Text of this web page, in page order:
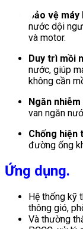
Bảo vệ máy
nước dội
và motor.
Duy trì mồi
nước, giúp
không cần
Ngăn nhiễm
van ngăn
Chống hiện
đường ống
Ứng dụng.
Hệ thống kỹ
thông gió,
Và thường